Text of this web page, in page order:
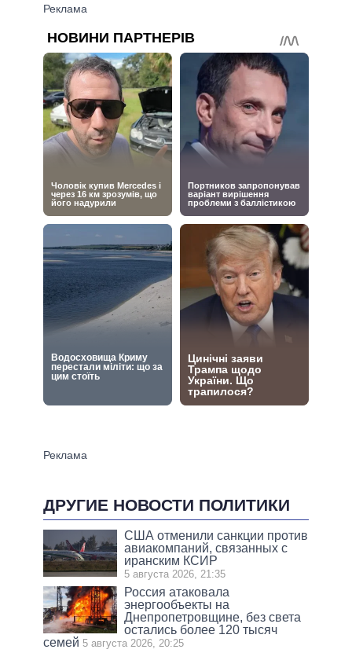
ДРУГИЕ НОВОСТИ ПОЛИТИКИ
США отменили санкции против
авиакомпаний, связанных с
иранским КСИР
5 августа 2026, 21:35
Россия атаковала
энергообъекты на
Днепропетровщине, без света
остались более 120 тысяч
семей 5 августа 2026, 20:25